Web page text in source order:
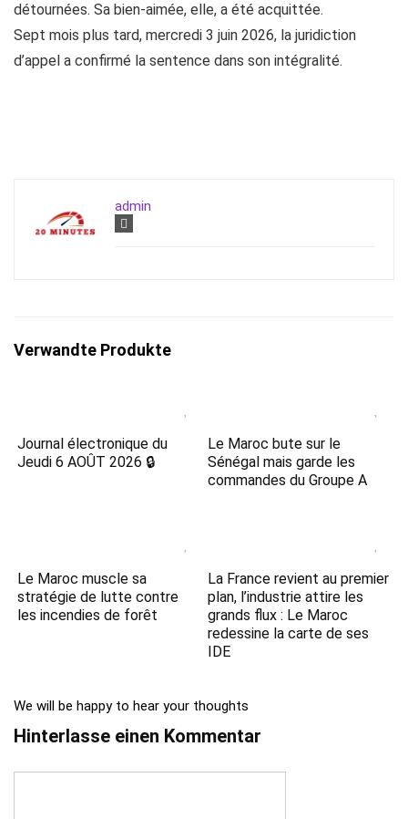
détournées. Sa bien-aimée, elle, a été acquittée.
Sept mois plus tard, mercredi 3 juin 2026, la juridiction
d’appel a confirmé la sentence dans son intégralité.
admin
Verwandte Produkte
Journal électronique du
Jeudi 6 AOÛT 2026 🔒
Le Maroc bute sur le
Sénégal mais garde les
commandes du Groupe A
Le Maroc muscle sa
stratégie de lutte contre
les incendies de forêt
La France revient au premier
plan, l’industrie attire les
grands flux : Le Maroc
redessine la carte de ses
IDE
We will be happy to hear your thoughts
Hinterlasse einen Kommentar